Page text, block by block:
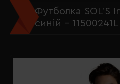
Футболка SOL'S
синій - 11500241L